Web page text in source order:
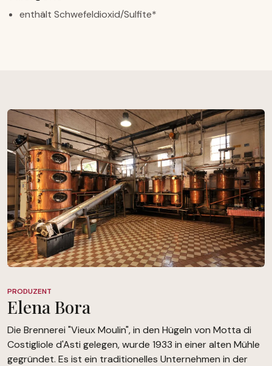
enthält Schwefeldioxid/Sulfite*
PRODUZENT
Elena Bora
Die Brennerei "Vieux Moulin", in den Hügeln von Motta di
Costigliole d'Asti gelegen, wurde 1933 in einer alten Mühle
gegründet. Es ist ein traditionelles Unternehmen in der